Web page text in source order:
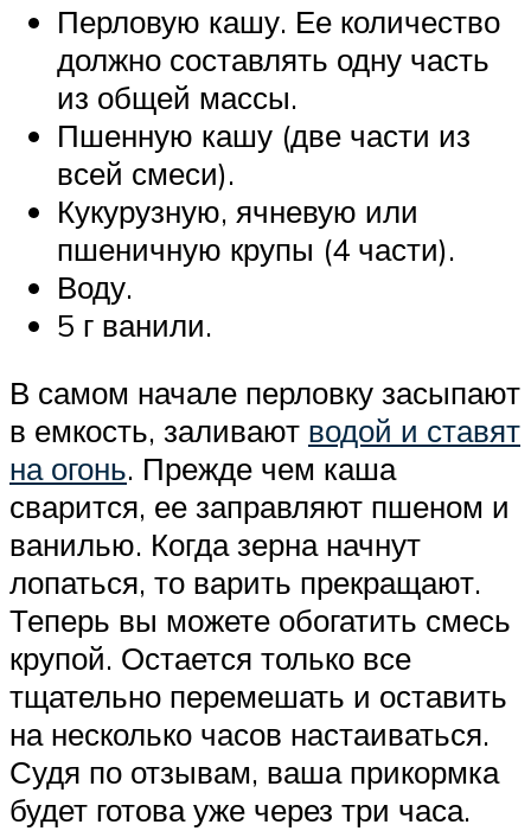
Перловую кашу. Ее количество
должно составлять одну часть
из общей массы.
Пшенную кашу (две части из
всей смеси).
Кукурузную, ячневую или
пшеничную крупы (4 части).
Воду.
5 г ванили.
В самом начале перловку засыпают
в емкость, заливают водой и ставят
на огонь. Прежде чем каша
сварится, ее заправляют пшеном и
ванилью. Когда зерна начнут
лопаться, то варить прекращают.
Теперь вы можете обогатить смесь
крупой. Остается только все
тщательно перемешать и оставить
на несколько часов настаиваться.
Судя по отзывам, ваша прикормка
будет готова уже через три часа.